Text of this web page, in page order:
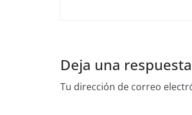
Deja una respuesta
Tu dirección de correo